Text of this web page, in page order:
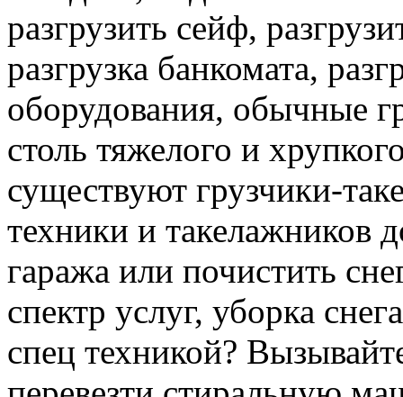
разгрузить сейф,
разгрузка банкомата,
оборудования, обычные
столь тяжелого и
существуют грузчики-
техники и такелажников
гаража или почистить
спектр услуг, уборка
спец техникой?